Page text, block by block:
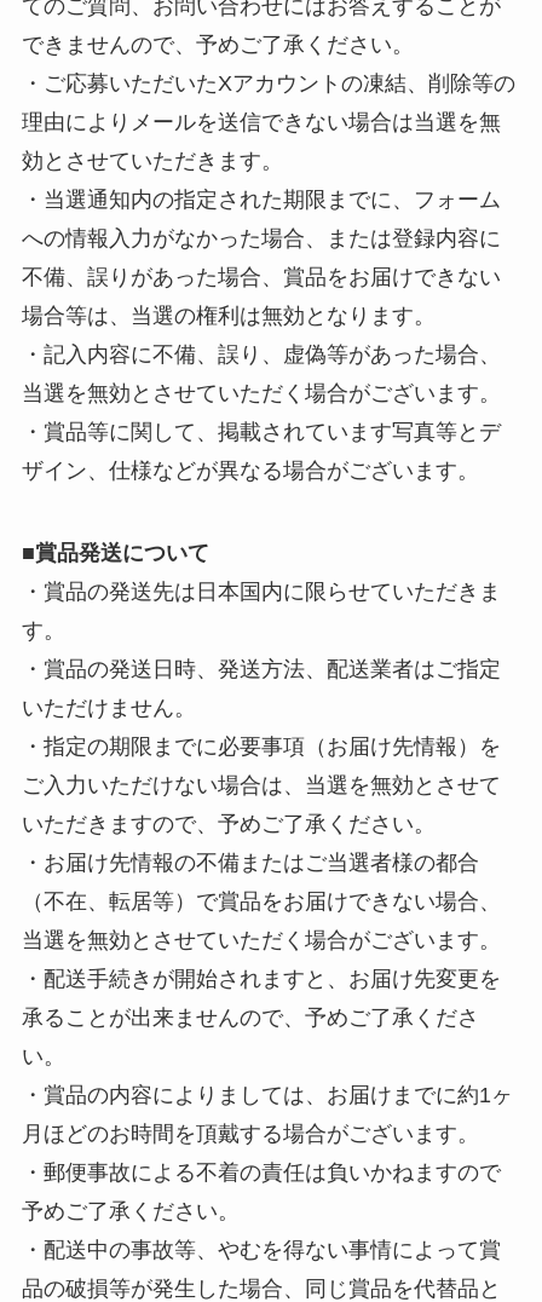
てのご質問、お問い合わせにはお答えすることが
できませんので、予めご了承ください。
・ご応募いただいたXアカウントの凍結、削除等の
理由によりメールを送信できない場合は当選を無
効とさせていただきます。
・当選通知内の指定された期限までに、フォーム
への情報入力がなかった場合、または登録内容に
不備、誤りがあった場合、賞品をお届けできない
場合等は、当選の権利は無効となります。
・記入内容に不備、誤り、虚偽等があった場合、
当選を無効とさせていただく場合がございます。
・賞品等に関して、掲載されています写真等とデ
ザイン、仕様などが異なる場合がございます。
■賞品発送について
・賞品の発送先は日本国内に限らせていただきま
す。
・賞品の発送日時、発送方法、配送業者はご指定
いただけません。
・指定の期限までに必要事項（お届け先情報）を
ご入力いただけない場合は、当選を無効とさせて
いただきますので、予めご了承ください。
・お届け先情報の不備またはご当選者様の都合
（不在、転居等）で賞品をお届けできない場合、
当選を無効とさせていただく場合がございます。
・配送手続きが開始されますと、お届け先変更を
承ることが出来ませんので、予めご了承くださ
い。
・賞品の内容によりましては、お届けまでに約1ヶ
月ほどのお時間を頂戴する場合がございます。
・郵便事故による不着の責任は負いかねますので
予めご了承ください。
・配送中の事故等、やむを得ない事情によって賞
品の破損等が発生した場合、同じ賞品を代替品と